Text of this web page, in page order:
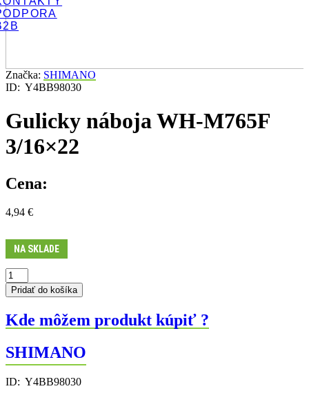
Značka: SHIMANO
ID: Y4BB98030
Gulicky náboja WH-M765F
3/16×22
Cena:
4,94 €
NA SKLADE
množstvo
Gulicky
náboja
WH-
M765F
Pridať do košíka
Kde môžem produkt kúpiť ?
SHIMANO
ID: Y4BB98030